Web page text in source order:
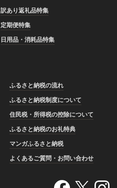
訳あり返礼品特集
定期便特集
日用品・消耗品特集
ふるさと納税の流れ
ふるさと納税制度について
住民税・所得税の控除について
ふるさと納税のお礼特典
マンガふるさと納税
よくあるご質問・お問い合わせ